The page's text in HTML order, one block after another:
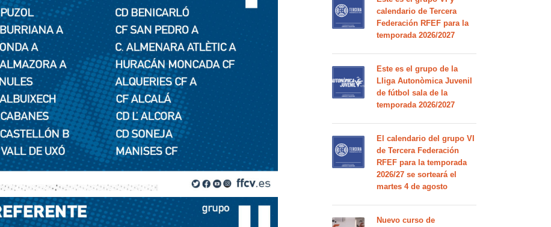
calendario de Tercera
Federación RFEF para la
temporada 2026/2027
Este es el grupo de la
Lliga Autonòmica Juvenil
de fútbol sala de la
temporada 2026/2027
El calendario del grupo VI
de Tercera Federación
RFEF para la temporada
2026/27 se sorteará el
martes 4 de agosto
Nuevo curso de